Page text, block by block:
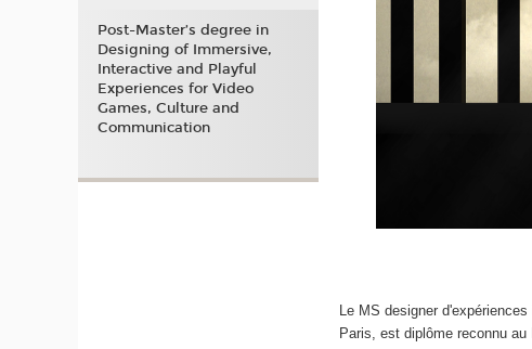
Le MS designer
Paris, est diplôme reconnu au
Post-Master’s degree in
Designing of Immersive,
Interactive and Playful
Experiences for Video
Games, Culture and
Communication